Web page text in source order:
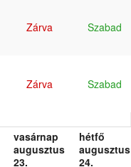
Zárva Szabad
Zárva Szabad
vasárnap
augusztus
23.
hétfő
augusztus
24.